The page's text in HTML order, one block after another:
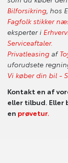
Bilforsikring , hos
Fagfolk stikker
eksperter i
Serviceaftaler.
Privatleasing af
uforudsete
Vi køber din bil -
Kontakt en af
eller tilbud. Eller
en prøvetur.